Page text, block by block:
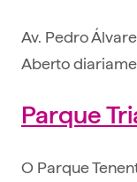
Av. Pedro
Aberto
Parque
O Parque